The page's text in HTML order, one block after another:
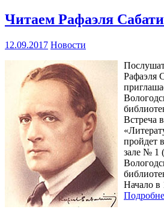
Читаем Рафаэля
12.09.2017 Новости
Рафаэля
Встреча
пройдет
зале № 1
Начало в